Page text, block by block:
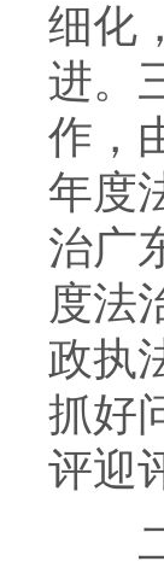
细化
进。
作，
年度
治广
度法
政执
抓好
评迎
二